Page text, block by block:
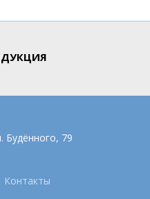
Будённого, 79
Контакты